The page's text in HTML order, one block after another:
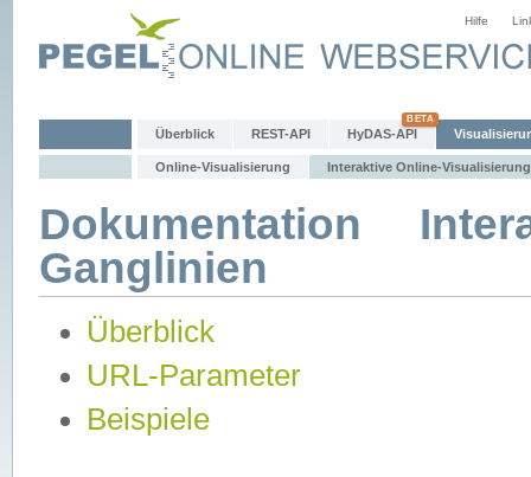
Hilfe
Überblick REST-API HyDAS-API
Online-Visualisierung Interaktive Online-Visualisierung
Dokumentation
Ganglinien
Überblick
URL-Parameter
Beispiele